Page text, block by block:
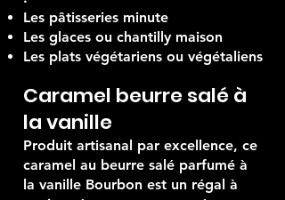
rapidement intégrée. Pratique pour
:
Les pâtisseries minute
Les glaces ou chantilly maison
Les plats végétariens ou végétaliens
Caramel beurre salé à
la vanille
Produit artisanal par excellence, ce